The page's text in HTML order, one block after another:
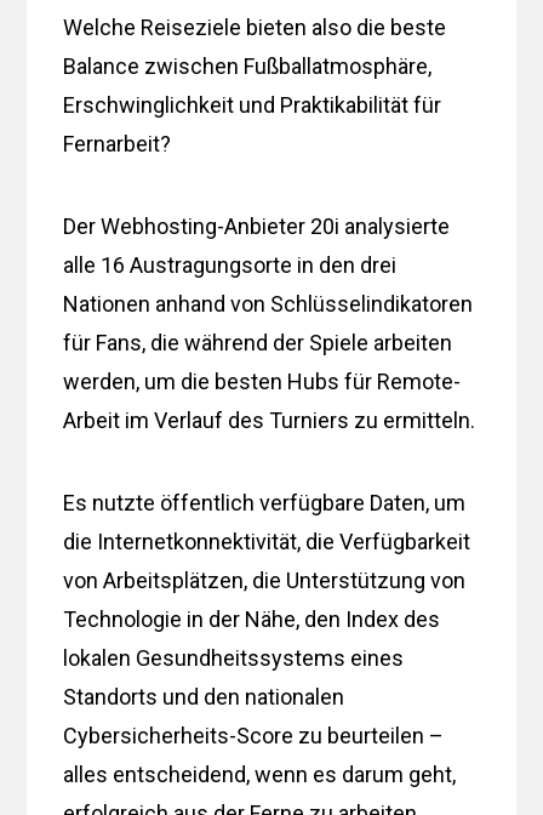
Welche Reiseziele bieten also die beste
Balance zwischen Fußballatmosphäre,
Erschwinglichkeit und Praktikabilität für
Fernarbeit?
Der Webhosting-Anbieter 20i analysierte
alle 16 Austragungsorte in den drei
Nationen anhand von Schlüsselindikatoren
für Fans, die während der Spiele arbeiten
werden, um die besten Hubs für Remote-
Arbeit im Verlauf des Turniers zu ermitteln.
Es nutzte öffentlich verfügbare Daten, um
die Internetkonnektivität, die Verfügbarkeit
von Arbeitsplätzen, die Unterstützung von
Technologie in der Nähe, den Index des
lokalen Gesundheitssystems eines
Standorts und den nationalen
Cybersicherheits-Score zu beurteilen –
alles entscheidend, wenn es darum geht,